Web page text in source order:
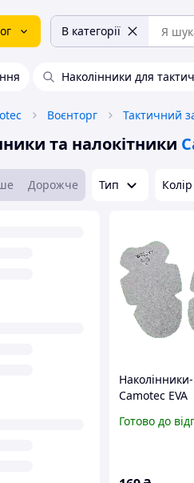
В категорії
Наколінники для
Воєнторг Тактичний
та налокітники
Дорожче Тип Колір
Camotec EVA
Готово до